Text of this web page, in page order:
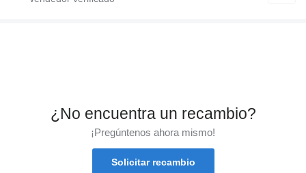
¿No encuentra un recambio?
¡Pregúntenos ahora mismo!
Solicitar recambio